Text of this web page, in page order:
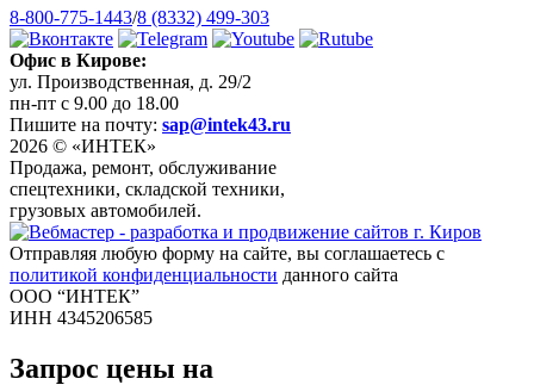
8-800-775-1443/8 (8332) 499-303
Офис в Кирове:
ул. Производственная, д. 29/2
пн-пт с 9.00 до 18.00
Пишите на почту: sap@intek43.ru
2026 © «ИНТЕК»
Продажа, ремонт, обслуживание
спецтехники, складской техники,
грузовых автомобилей.
Отправляя любую форму на сайте, вы соглашаетесь с
политикой конфиденциальности данного сайта
ООО “ИНТЕК”
ИНН 4345206585
Запрос цены на